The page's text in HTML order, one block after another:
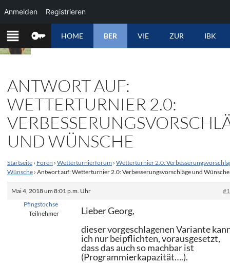
ZUM
INHALT
SPRINGEN
HOME BER VIE ZUR IBK
ANTWORT AUF:
WETTERTURNIER 2.0:
UND WÜNSCHE
Startseite › Foren › Wetterturnierforum › Wetterturnier 2.0:
Wünsche › Antwort auf: Wetterturnier 2.0: Verbesserungsvorschläge und Wünsche
Mai 4, 2018 um 8:01 p.m. Uhr
Pfingstochse
Teilnehmer
Lieber Georg,
dieser vorgeschlagenen Variante
ich nur beipflichten, vorausgesetzt,
dass das auch so machbar ist
(Programmierkapazität….).
Anmelden Registrieren